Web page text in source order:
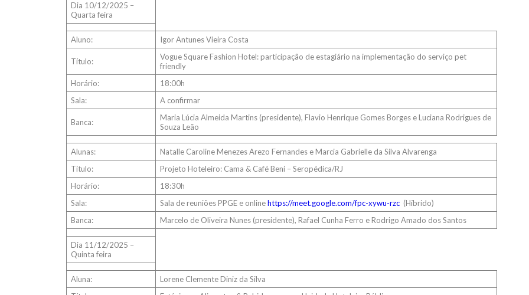
Dia 10/12/2025 –
Quarta feira
Aluno: Igor Antunes Vieira Costa
Título:
Vogue Square Fashion Hotel: participação de estagiário na implementação do serviço pet
friendly
Horário:
18:00h
Sala:
A confirmar
Banca:
Maria Lúcia Almeida Martins (presidente), Flavio Henrique Gomes Borges e Luciana Rodrigues de
Souza Leão
Alunas:
Natalle Caroline Menezes Arezo Fernandes e Marcia Gabrielle da Silva Alvarenga
Título:
Projeto Hoteleiro: Cama & Café Beni – Seropédica/RJ
Horário:
18:30h
Sala:
Sala de reuniões PPGE e onlinehttps://meet.google.com/fpc-xywu-rzc(Híbrido)
Banca:
Marcelo de Oliveira Nunes (presidente), Rafael Cunha Ferro e Rodrigo Amado dos Santos
Dia 11/12/2025 –
Quinta feira
Aluna:
Lorene Clemente Diniz da Silva